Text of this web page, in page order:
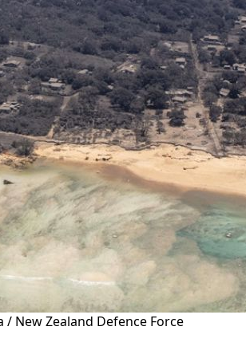
New Zealand Defence Force